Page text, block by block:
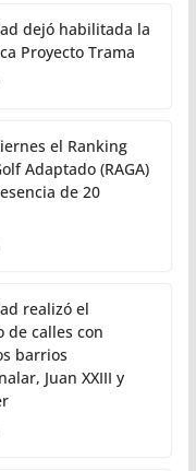
dejó habilitada la
Proyecto Trama
el Ranking
Adaptado (RAGA)
de 20
realizó el
de calles con
barrios
Juan XXIII y